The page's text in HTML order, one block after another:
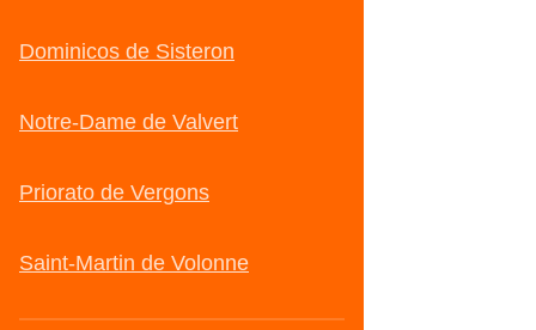
Dominicos de Sisteron
Notre-Dame de Valvert
Priorato de Vergons
Saint-Martin de Volonne